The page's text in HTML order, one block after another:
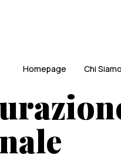
Homepage Chi Siamo